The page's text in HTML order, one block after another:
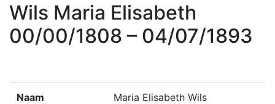
Wils Maria Elisabeth
00/00/1808 – 04/07/1893
Naam Maria Elisabeth Wils